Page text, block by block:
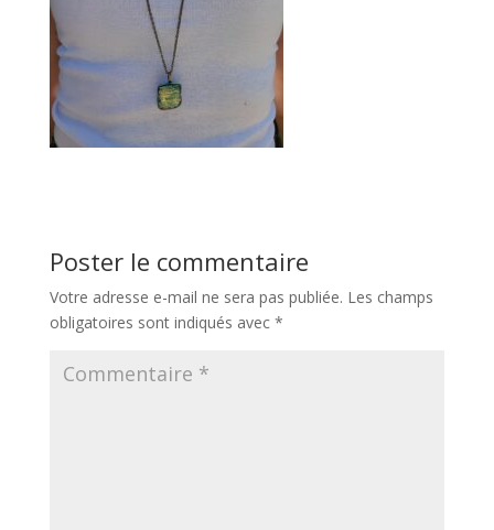
Poster le commentaire
Votre adresse e-mail ne sera pas publiée. Les champs
obligatoires sont indiqués avec *